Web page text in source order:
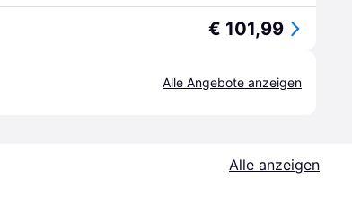
€ 101,99
Alle Angebote anzeigen
Alle anzeigen